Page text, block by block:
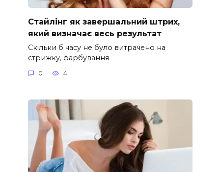
Стайлінг як завершальний штрих,
який визначає весь результат
Скільки б часу не було витрачено на
стрижку, фарбування
0 4